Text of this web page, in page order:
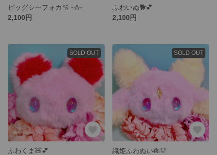
ビッグシーフォカ🫧 ~A~
2,100円
ふわいぬ🐕💕
2,100円
SOLD OUT
ふわくま🧸💕
SOLD OUT
織姫ふわぬい🎋🩷